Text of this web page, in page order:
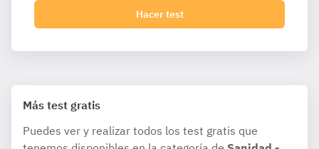
Hacer test
Más test gratis
Puedes ver y realizar todos los test gratis que